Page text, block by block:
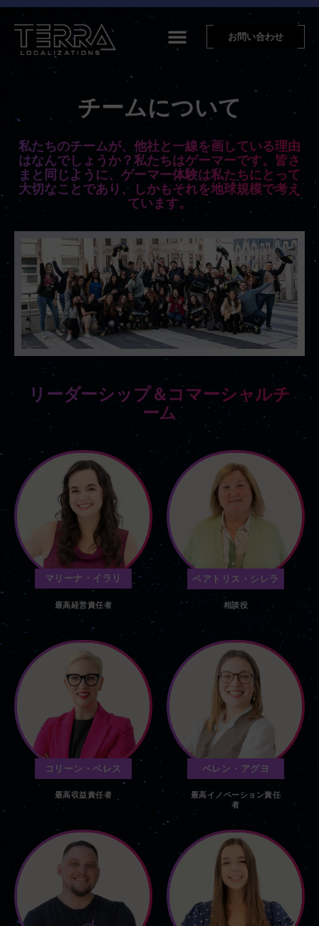
お問い合わせ
チームについて
私たちのチームが、他社と一線を画している理由
はなんでしょうか？私たちはゲーマーです。皆さ
まと同じように、ゲーマー体験は私たちにとって
大切なことであり、しかもそれを地球規模で考え
ています。
リーダーシップ＆コマーシャルチ
ーム
マリーナ・イラリ
最高経営責任者
ベアトリス・シレラ
相談役
コリーン・ベレス
最高収益責任者
ベレン・アグヨ
最高イノベーション責任
者